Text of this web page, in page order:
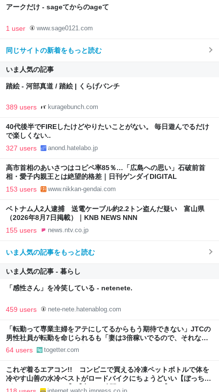
アークだけ - sageてからのageて
1 user www.sage0121.com
同じサイトの新着をもっと読む
いま人気の記事
踏絵 - 河部真道 / 踏絵 | くらげバンチ
389 users kuragebunch.com
40代後半でFIREしたけどやりたいことがない。 毎日遊んでるだけ
で楽しくない..
327 users anond.hatelabo.jp
高市首相のあいさつはコピペ率85％…「広島への思い」石破前首
相・愛子内親王とは絶望的格差｜日刊ゲンダイDIGITAL
153 users www.nikkan-gendai.com
ベトナム人2人逮捕 送電ケーブル約2.2トン盗んだ疑い 富山県
（2026年8月7日掲載）｜KNB NEWS NNN
155 users news.ntv.co.jp
いま人気の記事をもっと読む
いま人気の記事 - 暮らし
「感性さん」を冷笑している - netenete.
459 users nete-nete.hatenablog.com
「転勤って専業主婦をアテにしてるからもう期待できない」JTCの
男性社員が転勤を命じられるも「妻は3倍稼いでるので、それなら
辞める」と言ったら、転勤がなくなった
64 users togetter.com
これぞ着るエアコン!! コンビニで買える冷凍ペットボトルで体を
冷やす山善の水冷ベストがロードバイクにちょうどいい【ぼっち・
ざ・ろーど！その14】【空いた時間でなにしてる？】